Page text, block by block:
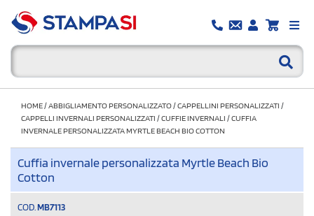
HOME/ABBIGLIAMENTO PERSONALIZZATO/CAPPELLINI PERSONALIZZATI /
CAPPELLI INVERNALI PERSONALIZZATI /CUFFIE INVERNALI /CUFFIA
INVERNALE PERSONALIZZATA MYRTLE BEACH BIO COTTON
Cuffia invernale personalizzata Myrtle Beach Bio
Cotton
COD. MB7113